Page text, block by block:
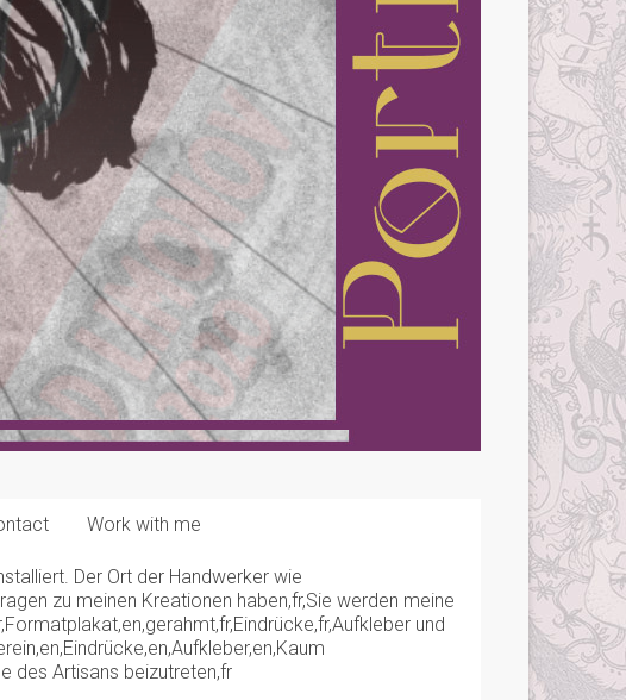
Work with me
Der Ort der Handwerker wie
zu meinen Kreationen haben,fr,Sie werden meine
und
des Artisans beizutreten,fr